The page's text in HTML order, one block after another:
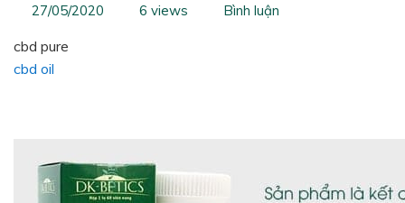
27/05/2020 6 views Bình luận
cbd pure
cbd oil